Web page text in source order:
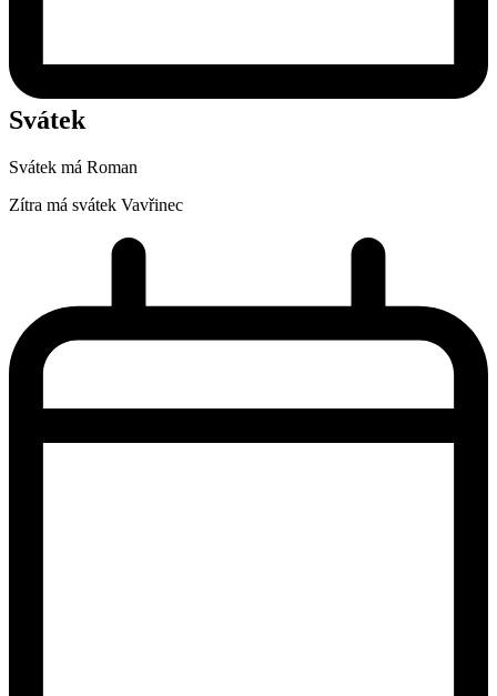
Svátek
Svátek má Roman
Zítra má svátek Vavřinec